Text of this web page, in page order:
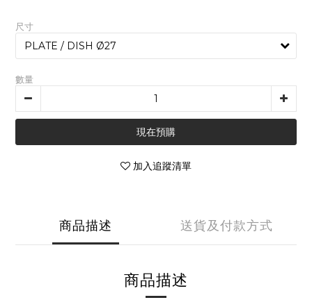
尺寸
數量
現在預購
加入追蹤清單
商品描述 送貨及付款方式
商品描述